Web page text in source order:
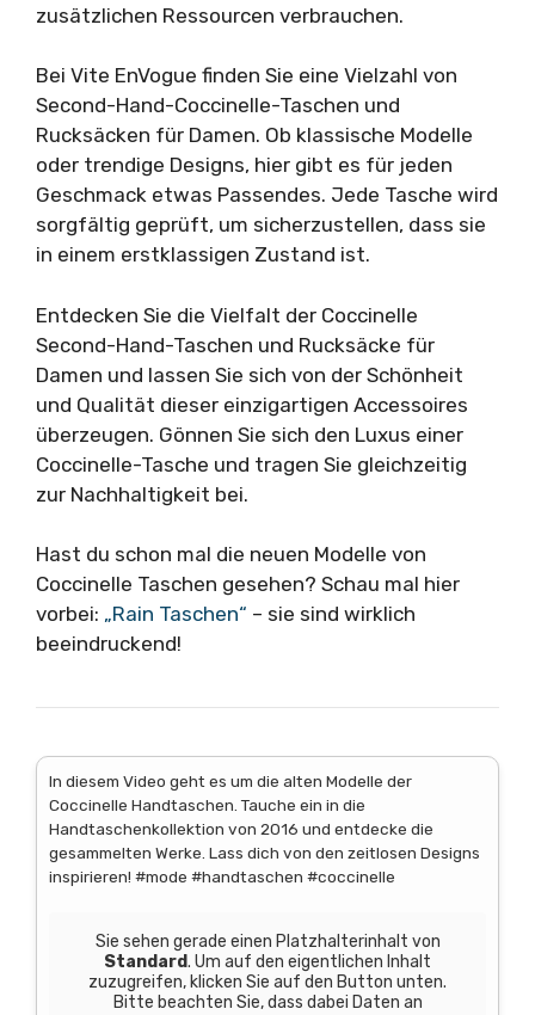
zusätzlichen Ressourcen verbrauchen.
Bei Vite EnVogue finden Sie eine Vielzahl von
Second-Hand-Coccinelle-Taschen und
Rucksäcken für Damen. Ob klassische Modelle
oder trendige Designs, hier gibt es für jeden
Geschmack etwas Passendes. Jede Tasche wird
sorgfältig geprüft, um sicherzustellen, dass sie
in einem erstklassigen Zustand ist.
Entdecken Sie die Vielfalt der Coccinelle
Second-Hand-Taschen und Rucksäcke für
Damen und lassen Sie sich von der Schönheit
und Qualität dieser einzigartigen Accessoires
überzeugen. Gönnen Sie sich den Luxus einer
Coccinelle-Tasche und tragen Sie gleichzeitig
zur Nachhaltigkeit bei.
Hast du schon mal die neuen Modelle von
Coccinelle Taschen gesehen? Schau mal hier
vorbei: „Rain Taschen“ – sie sind wirklich
beeindruckend!
In diesem Video geht es um die alten Modelle der
Coccinelle Handtaschen. Tauche ein in die
Handtaschenkollektion von 2016 und entdecke die
gesammelten Werke. Lass dich von den zeitlosen Designs
inspirieren! #mode #handtaschen #coccinelle
Sie sehen gerade einen Platzhalterinhalt von
Standard. Um auf den eigentlichen Inhalt
zuzugreifen, klicken Sie auf den Button unten.
Bitte beachten Sie, dass dabei Daten an